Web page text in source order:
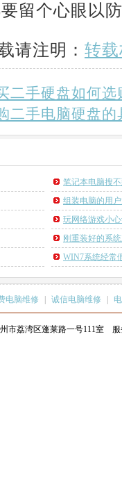
留个心眼以
请注明： 转
二手硬盘如何选
二手电脑硬盘的
笔记本电脑搜
组装电脑的用
玩网络游戏小
刚重装好的系
WIN7系统经常
电脑维修 诚信电脑维修
市荔湾区蓬莱路一号111室 服